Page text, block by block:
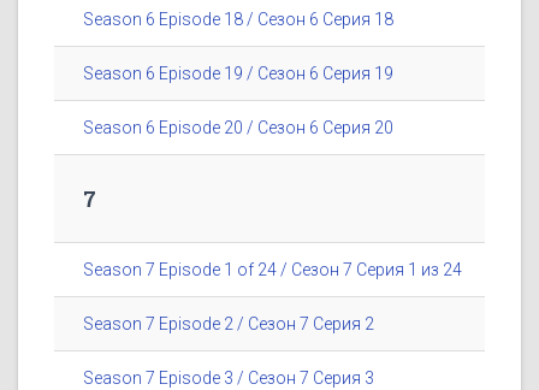
Season 6 Episode 18 / Сезон 6 Серия 18
Season 6 Episode 19 / Сезон 6 Серия 19
Season 6 Episode 20 / Сезон 6 Серия 20
7
Season 7 Episode 1 of 24 / Сезон 7 Серия 1 из 24
Season 7 Episode 2 / Сезон 7 Серия 2
Season 7 Episode 3 / Сезон 7 Серия 3